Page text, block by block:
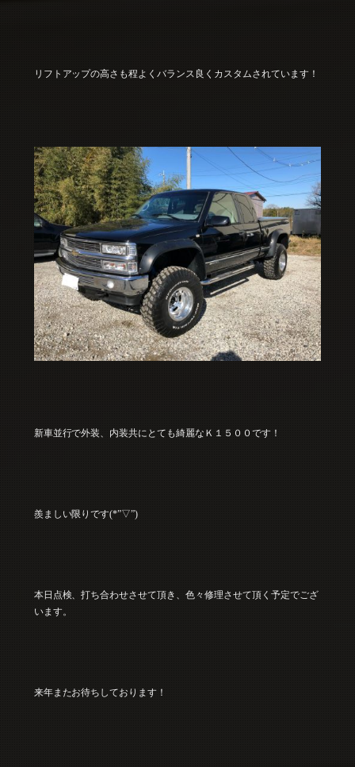
リフトアップの高さも程よくバランス良くカスタムされています！
新車並行で外装、内装共にとても綺麗なＫ１５００です！
羨ましい限りです(*”▽”)
本日点検、打ち合わせさせて頂き、色々修理させて頂く予定でござ
います。
来年またお待ちしております！